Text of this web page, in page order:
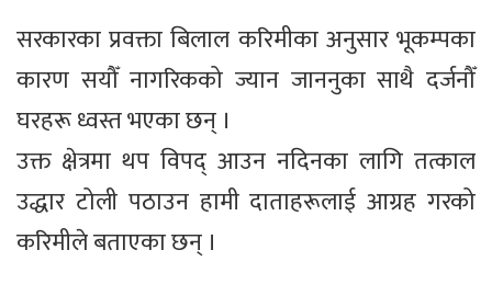
सरकारका प्रवक्ता बिलाल करिमीका अनुसार भूकम्पका
कारण सयौँ नागरिकको ज्यान जाननुका साथै दर्जनौँ
घरहरू ध्वस्त भएका छन् ।
उक्त क्षेत्रमा थप विपद् आउन नदिनका लागि तत्काल
उद्धार टोली पठाउन हामी दाताहरूलाई आग्रह गरको
करिमीले बताएका छन् ।